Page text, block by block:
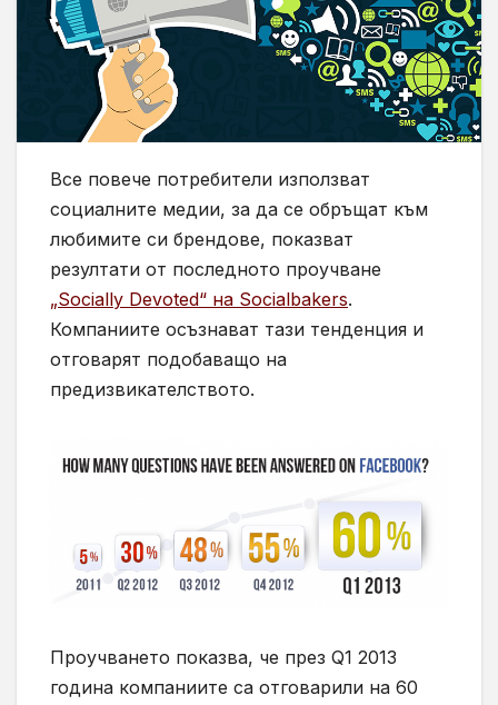
Все повече потребители използват
социалните медии, за да се обръщат към
любимите си брендове, показват
резултати от последното проучване
„Socially Devoted“ на Socialbakers.
Компаниите осъзнават тази тенденция и
отговарят подобаващо на
предизвикателството.
Проучването показва, че през Q1 2013
година компаниите са отговарили на 60